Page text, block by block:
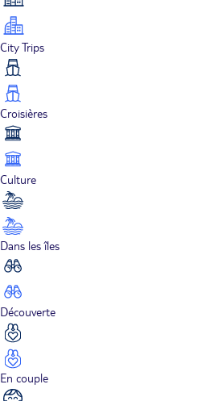
City Trips
Croisières
Culture
Dans les îles
Découverte
En couple